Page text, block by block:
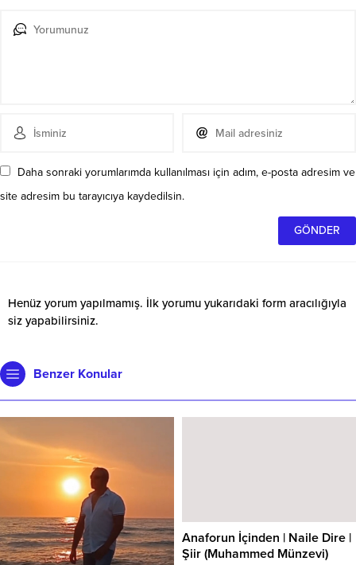
Daha sonraki yorumlarımda kullanılması için adım, e-posta adresim ve
site adresim bu tarayıcıya kaydedilsin.
Henüz yorum yapılmamış. İlk yorumu yukarıdaki form aracılığıyla
siz yapabilirsiniz.
Benzer Konular
Anaforun İçinden | Naile Dire |
Şiir (Muhammed Münzevi)